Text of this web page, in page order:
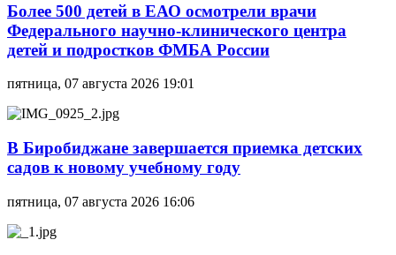
Более 500 детей в ЕАО осмотрели врачи
Федерального научно-клинического центра
детей и подростков ФМБА России
пятница, 07 августа 2026 19:01
В Биробиджане завершается приемка детских
садов к новому учебному году
пятница, 07 августа 2026 16:06